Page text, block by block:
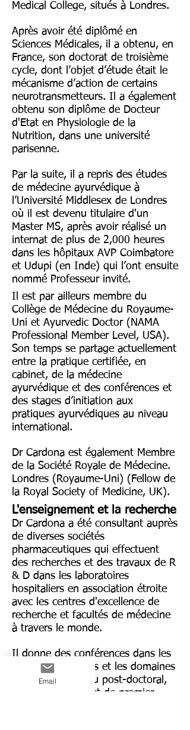
Medical College, situés à Londres.
Après avoir été diplômé en
Sciences Médicales, il a obtenu, en
France, son doctorat de troisième
cycle, dont l’objet d’étude était le
mécanisme d’action de certains
neurotransmetteurs. Il a également
obtenu son diplôme de Docteur
d'Etat en Physiologie de la
Nutrition, dans une université
parisenne.
Par la suite, il a repris des études
de médecine ayurvédique à
l’Université Middlesex de Londres
où il est devenu titulaire d'un
Master MS, après avoir réalisé un
internat de plus de 2,000 heures
dans les hôpitaux AVP Coimbatore
et Udupi (en Inde) qui l’ont ensuite
nommé Professeur invité.
Il est par ailleurs membre du
Collège de Médecine du Royaume-
Uni et Ayurvedic Doctor (NAMA
Professional Member Level, USA).
Son temps se partage actuellement
entre la pratique certifiée, en
cabinet, de la médecine
ayurvédique et des conférences et
des stages d’initiation aux
pratiques ayurvédiques au niveau
international.
Dr Cardona est également Membre
de la Société Royale de Médecine.
Londres (Royaume-Uni) (Fellow de
la Royal Society of Medicine, UK).
L'enseignement et la recherche
Dr Cardona a été consultant auprès
de diverses sociétés
pharmaceutiques qui effectuent
des recherches et des travaux de R
& D dans les laboratoires
hospitaliers en association étroite
avec les centres d'excellence de
recherche et facultés de médecine
à travers le monde.
Il donne des conférences dans les
sciences médicales et les domaines
associés au niveau post-doctoral,
postuniversitaire et de premier
Email